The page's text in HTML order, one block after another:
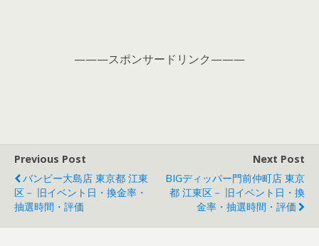
———スポンサードリンク———
Previous Post
バンビー大島店 東京都 江東
区－ 旧イベント日・換金率・
抽選時間・評価
Next Post
BIGディッパー門前仲町店 東京
都 江東区－ 旧イベント日・換
金率・抽選時間・評価